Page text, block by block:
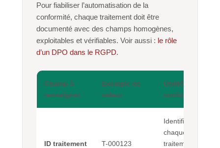
Pour fiabiliser l’automatisation de la
conformité, chaque traitement doit être
documenté avec des champs homogènes,
exploitables et vérifiables. Voir aussi : le rôle
d’un DPO dans le RGPD.
Champ à
renseigner
Exemple de
valeur
Utilité
conformité
ID traitement T-000123
Identifier
chaque
traitement de